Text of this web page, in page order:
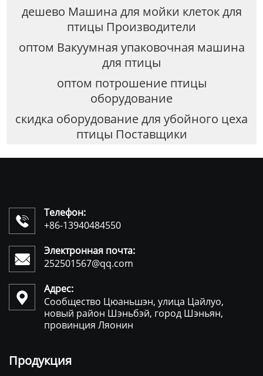
дешево Машина для мойки клеток для
птицы Производители
оптом Вакуумная упаковочная машина
для птицы
оптом потрошение птицы
оборудование
скидка оборудование для убойного цеха
птицы Поставщики

Телефон:
+86-13940484550

Электронная почта:
252501567@qq.com

Адрес:
Сообщество Цюаньшэн, улица Цайлуо,
новый район Шэньбэй, город Шэньян,
провинция Ляонин
Продукция